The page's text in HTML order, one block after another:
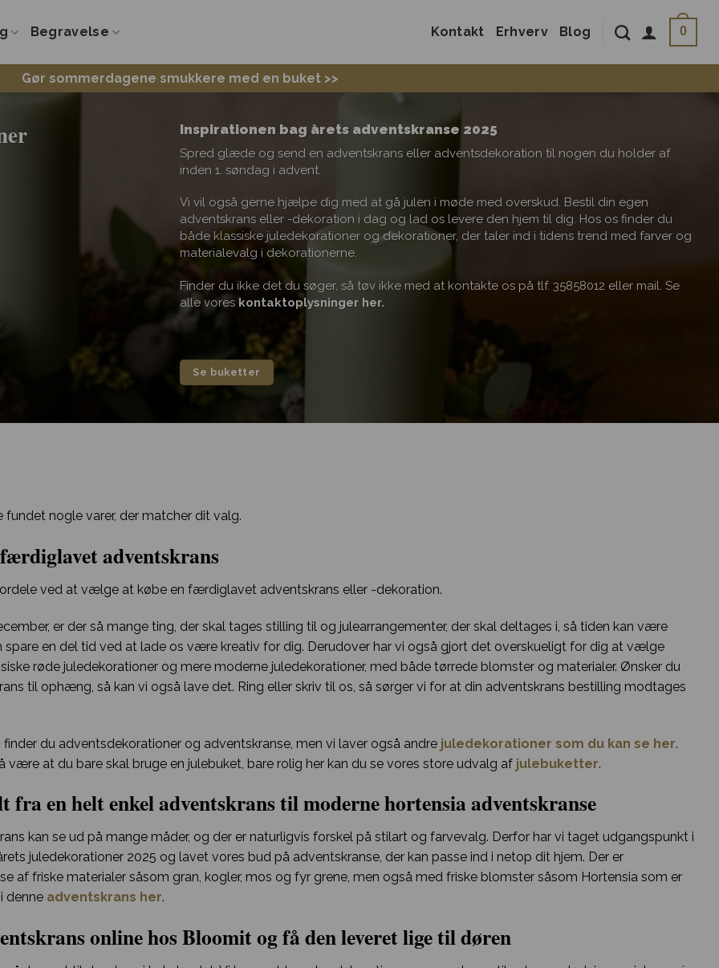
Begravelse Kontakt Erhverv Blog 0
Gør sommerdagene smukkere med en buket >>
Inspirationen bag årets adventskranse 2025
Spred glæde og send en adventskrans eller adventsdekoration til nogen du holder af
inden 1. søndag i advent.
Vi vil også gerne hjælpe dig med at gå julen i møde med overskud. Bestil din egen
adventskrans eller -dekoration i dag og lad os levere den hjem til dig. Hos os finder du
både klassiske juledekorationer og dekorationer, der taler ind i tidens trend med farver og
materialevalg i dekorationerne.
Finder du ikke det du søger, så tøv ikke med at kontakte os på tlf. 35858012 eller mail. Se
alle vores kontaktoplysninger her.
Se buketter
fundet nogle varer, der matcher dit valg.
adventskrans
ved at vælge at købe en færdiglavet adventskrans eller -dekoration.
er der så mange ting, der skal tages stilling til og julearrangementer, der skal deltages i, så tiden kan være
spare en del tid ved at lade os være kreativ for dig. Derudover har vi også gjort det overskueligt for dig at vælge
røde juledekorationer og mere moderne juledekorationer, med både tørrede blomster og materialer. Ønsker du
til ophæng, så kan vi også lave det. Ring eller skriv til os, så sørger vi for at din adventskrans bestilling modtages
finder du adventsdekorationer og adventskranse, men vi laver også andre juledekorationer som du kan se her.
være at du bare skal bruge en julebuket, bare rolig her kan du se vores store udvalg af julebuketter.
fra en helt enkel adventskrans til moderne hortensia adventskranse
kan se ud på mange måder, og der er naturligvis forskel på stilart og farvevalg. Derfor har vi taget udgangspunkt i
juledekorationer 2025 og lavet vores bud på adventskranse, der kan passe ind i netop dit hjem. Der er
af friske materialer såsom gran, kogler, mos og fyr grene, men også med friske blomster såsom Hortensia som er
denne adventskrans her.
online hos Bloomit og få den leveret lige til døren